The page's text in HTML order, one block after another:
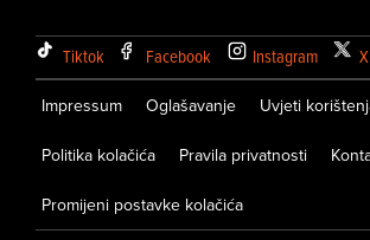
Tiktok Facebook Instagram X
Impressum Oglašavanje Uvjeti
Politika kolačića Pravila privatnosti
Promijeni postavke kolačića